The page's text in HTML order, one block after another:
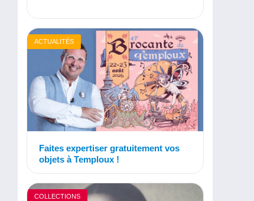
ACTUALITÉS
Faites expertiser gratuitement vos
objets à Temploux !
COLLECTIONS